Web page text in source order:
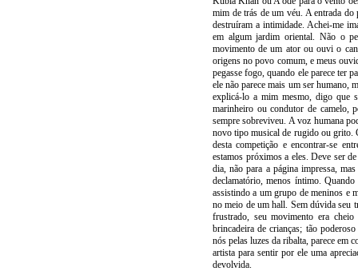
mim de trás de um véu. A entrada do
destruíram a intimidade. Achei-me
em algum jardim oriental. Não o
movimento de um ator ou ouvi o
origens no povo comum, e meus
pegasse fogo, quando ele parece ter
ele não parece mais um ser humano,
explicá-lo a mim mesmo, digo que
marinheiro ou condutor de camelo,
sempre sobreviveu. A voz humana
novo tipo musical de rugido ou grito.
desta competição e encontrar-se
estamos próximos a eles. Deve ser
dia, não para a página impressa,
declamatório, menos íntimo.
assistindo a um grupo de meninos e
no meio de um hall. Sem dúvida seu
frustrado, seu movimento era
brincadeira de crianças; tão
nós pelas luzes da ribalta, parece em
artista para sentir por ele uma
devolvida.